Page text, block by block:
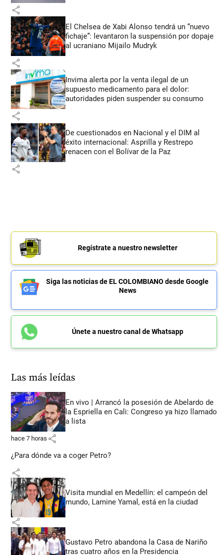
share
El Chelsea de Xabi Alonso tendrá un “nuevo
fichaje”: levantaron la suspensión por dopaje
al ucraniano Mijailo Mudryk
share
Invima alerta por la venta ilegal de un
supuesto medicamento para el dolor:
autoridades piden suspender su consumo
share
De cuestionados en Nacional y el DIM al
éxito internacional: Asprilla y Restrepo
renacen con el Bolívar de la Paz
share
Regístrate a nuestro newsletter
Siga las noticias de EL COLOMBIANO desde Google
News
Únete a nuestro canal de Whatsapp
Las más leídas
En vivo | Arrancó la posesión de Abelardo de
la Espriella en Cali: Congreso ya hizo llamado
a lista
hace 7 horas share
¿Para dónde va a coger Petro?
share
Visita mundial en Medellín: el campeón del
mundo, Lamine Yamal, está en la ciudad
share
Gustavo Petro abandona la Casa de Nariño
tras cuatro años en la Presidencia